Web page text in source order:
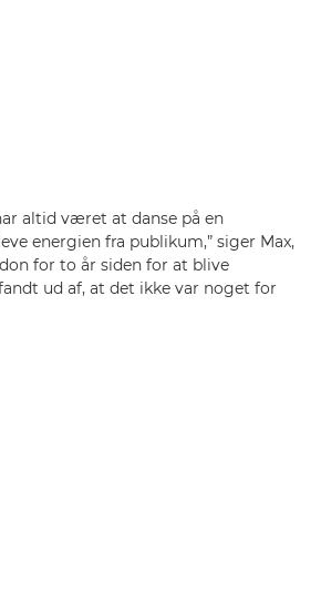
altid været at danse på en
energien fra publikum,” siger Max,
for to år siden for at blive
ud af, at det ikke var noget for